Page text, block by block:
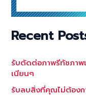
Recent
รับตัดต่อภาพรีทัชภาพ
เนียนๆ
รับลบสิ่งที่คุณไม่ต้องก